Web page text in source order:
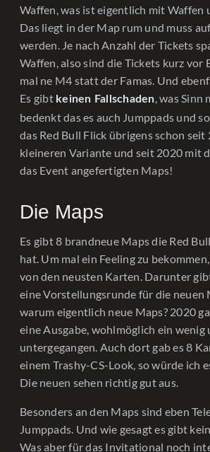
Waffen, was ist eigentlich mit Waffen
Das liegt in der Map rum und muss
werden. Je nach Anzahl der Tickets
Waffen, also sind die Tickets kurz vor
mal ne M4 statt der Famas. Und
Es gibt keinen Fallschaden, was Sinn
bedenkt das es auch Jumppads und
das Red Bull Flick übrigens schon
kleineren Variante und seit 2020 mit
das Event angefertigten Maps!
Die Maps
Es gibt 8 brandneue Maps die Red
hat. Um mal ein Feeling zu
von den neusten Karten. Darunter
eine Vorstellungsrunde für die neuen
warum eigentlich neue Maps? 2020
eine Ausgabe, wohlmöglich ein wenig
untergegangen. Auch dort gab es 8
einem Trashy-CS-Look, so würde ich
Die neuen sehen richtig gut aus.
Besonders an den Maps sind eben
Jumppads. Und wie gesagt es gibt
Was aber für das Invitational noch